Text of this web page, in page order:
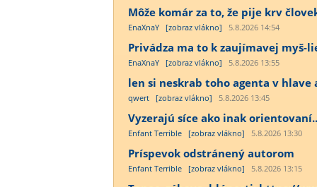
Môže komár za to, že pije krv
EnaXnaY [zobraz vlákno] 5.8.2026 14:54
Privádza ma to k zaujímavej myš-
EnaXnaY [zobraz vlákno] 5.8.2026 13:55
len si neskrab toho agenta v
qwert [zobraz vlákno] 5.8.2026 13:45
Vyzerajú síce ako inak
Enfant Terrible [zobraz vlákno] 5.8.2026 13:30
Príspevok odstránený autorom
Enfant Terrible [zobraz vlákno] 5.8.2026 13:15